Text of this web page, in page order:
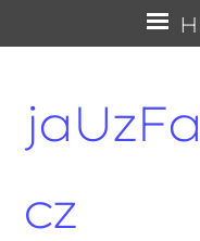
cz
na